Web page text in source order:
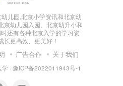
领取报
童空腹体检，入园
间不得超过３个
儿园,北京小学资讯和北京幼
京幼儿园入园、北京幼升小和
还有各种北京入学的学习资
长更高效、更美好！
广告合作 关于我们
学 · 豫ICP备2022011943号-1